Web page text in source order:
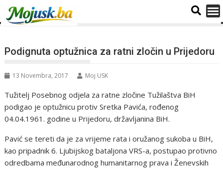
Podignuta optužnica za ratni zločin u Prijedoru
13 Novembra, 2017 Moj USK
Tužitelj Posebnog odjela za ratne zločine Tužilaštva BiH
podigao je optužnicu protiv Sretka Pavića, rođenog
04.04.1961. godine u Prijedoru, državljanina BiH.
Pavić se tereti da je za vrijeme rata i oružanog sukoba u BiH,
kao pripadnik 6. Ljubijskog bataljona VRS-a, postupao protivno
odredbama međunarodnog humanitarnog prava i Ženevskih